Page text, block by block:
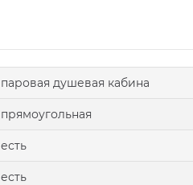
паровая душевая кабина
прямоугольная
есть
есть